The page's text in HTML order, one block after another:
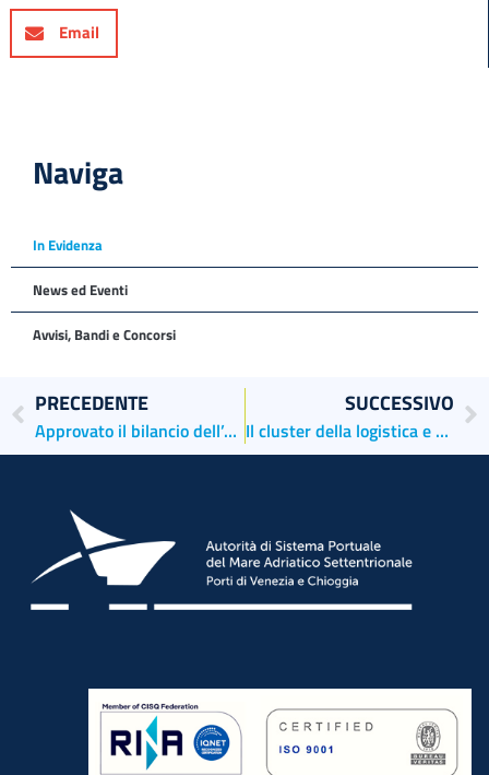
Email
Naviga
In Evidenza
News ed Eventi
Avvisi, Bandi e Concorsi
PRECEDENTE
Approvato il bilancio dell’AdSP e via libera agli escavi
SUCCESSIVO
Il cluster della logistica e dei trasporti sostiene la piena applicazione della riforma portuale